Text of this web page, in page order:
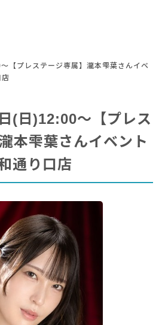
【プレステージ専属】瀧本雫葉さんイベ
(日)12:00～【プレス
本雫葉さんイベント
通り口店